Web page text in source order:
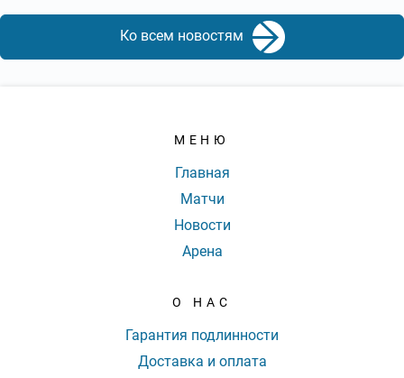
Ко всем новостям
МЕНЮ
Главная
Матчи
Новости
Арена
О НАС
Гарантия подлинности
Доставка и оплата